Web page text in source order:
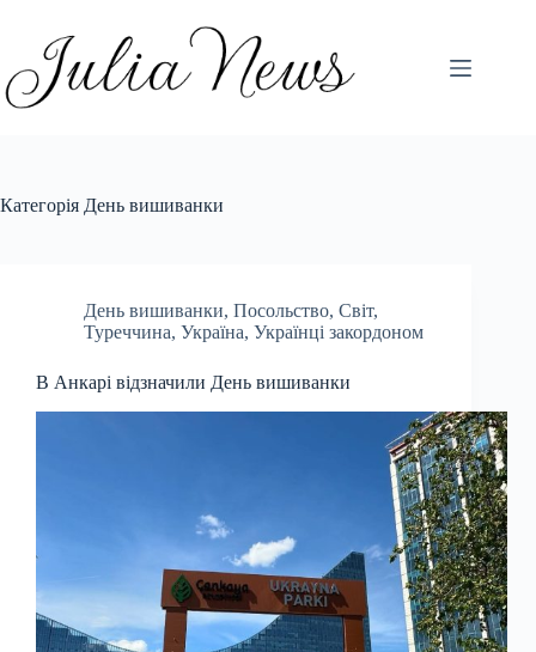
вмісту
Категорія День вишиванки
День вишиванки, Посольство, Світ,
Туреччина, Україна, Українці закордоном
В Анкарі відзначили День вишиванки